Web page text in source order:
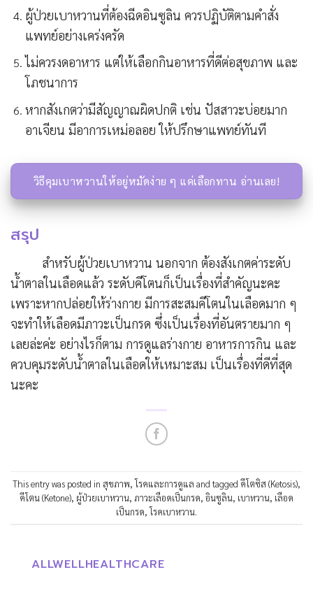
ผู้ป่วยเบาหวานที่ต้องฉีดอินซูลิน ควรปฏิบัติตามคำสั่ง
แพทย์อย่างเคร่งครัด
ไม่ควรงดอาหาร แต่ให้เลือกกินอาหารที่ดีต่อสุขภาพ และ
โภชนาการ
หากสังเกตว่ามีสัญญาณผิดปกติ เช่น ปัสสาวะบ่อยมาก
อาเจียน มีอาการเหม่อลอย ให้ปรึกษาแพทย์ทันที
วิธีคุมเบาหวานให้อยู่หมัดง่าย ๆ แค่เลือกทาน อ่านเลย!
สรุป
สำหรับผู้ป่วยเบาหวาน นอกจาก ต้องสังเกตค่าระดับ
น้ำตาลในเลือดแล้ว ระดับคีโตนก็เป็นเรื่องที่สำคัญนะคะ
เพราะหากปล่อยให้ร่างกาย มีการสะสมคีโตนในเลือดมาก ๆ
จะทำให้เลือดมีภาวะเป็นกรด ซึ่งเป็นเรื่องที่อันตรายมาก ๆ
เลยล่ะค่ะ อย่างไรก็ตาม การดูแลร่างกาย อาหารการกิน และ
ควบคุมระดับน้ำตาลในเลือดให้เหมาะสม เป็นเรื่องที่ดีที่สุด
นะคะ
This entry was posted in สุขภาพ,โรคและการดูแล and tagged คีโตซิส (Ketosis),
คีโตน (Ketone), ผู้ป่วยเบาหวาน, ภาวะเลือดเป็นกรด, อินซูลิน, เบาหวาน, เลือด
เป็นกรด,โรคเบาหวาน.
ALLWELLHEALTHCARE